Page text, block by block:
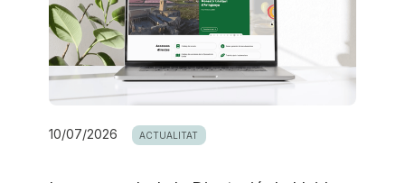
10/07/2026 ACTUALITAT